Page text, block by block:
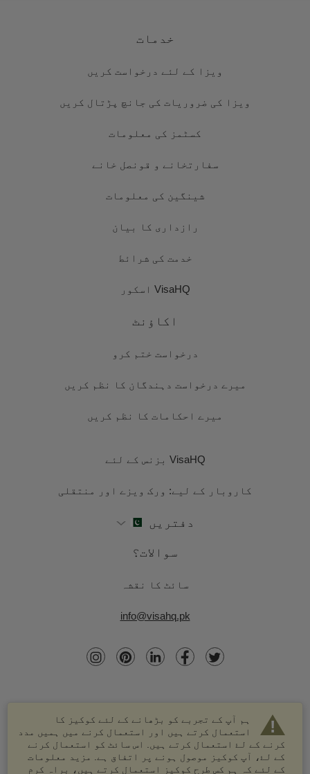
ہم آپ کے تجربے کو بڑھانے کے لئے کوکیز کا
استعمال کرتے ہیں اور استعمال کرنے میں ہمیں مدد
کرنے کے لۓ استعمال کرتے ہیں. اس سائٹ کو استعمال کرنے
کے لۓ، آپ کوکیز موصول ہونے پر اتفاق ہے. مزید معلومات
کے لئے کہ ہم کس طرح کوکیز استعمال کرتے ہیں، براہ کرم
خدمات
ویزا کے لئے درخواست کریں
ویزا کی ضروریات کی جانچ پڑتال کریں
کسٹمز کی معلومات
سفارتخانے و قونصل خانے
شینگین کی معلومات
رازداری کا بیان
خدمت کی شرائط
VisaHQ اسکور
اکاؤنٹ
درخواست ختم کرو
میرے درخواست دہندگان کا نظم کریں
میرے احکامات کا نظم کریں
VisaHQ بزنس کے لئے
کاروبار کے لیے: ورک ویزے اور منتقلی
دفتریں
سوالات؟
سائٹ کا نقشہ
info@visahq.pk